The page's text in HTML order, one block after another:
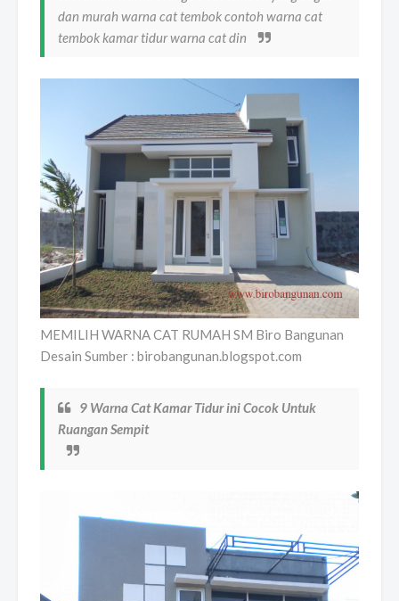
dan murah warna cat tembok contoh warna cat
tembok kamar tidur warna cat din
MEMILIH WARNA CAT RUMAH SM Biro Bangunan
Desain Sumber : birobangunan.blogspot.com
9 Warna Cat Kamar Tidur ini Cocok Untuk
Ruangan Sempit